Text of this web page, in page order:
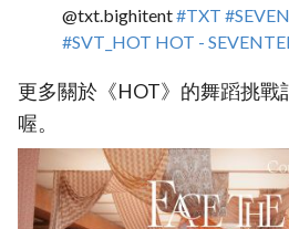
@txt.bighitent#TXT
#SVT_HOT HOT -
更多關於《HOT》的舞蹈挑戰
喔。